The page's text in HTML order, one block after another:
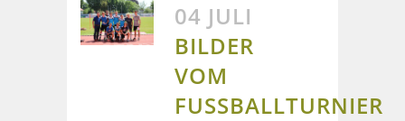
04 JULI
BILDER
VOM
FUSSBALLTURNIER